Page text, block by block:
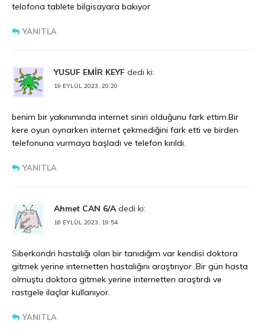
telofona tablete bilgisayara bakıyor
YANITLA
YUSUF EMİR KEYF dedi ki:
19 EYLÜL 2023, 20:20
benim bir yakınımında internet siniri olduğunu fark ettim.Bir
kere oyun oynarken internet çekmediğini fark etti ve birden
telefonuna vurmaya başladı ve telefon kırıldı.
YANITLA
Ahmet CAN 6/A dedi ki:
16 EYLÜL 2023, 19:54
Siberkondri hastalığı olan bir tanıdığım var kendisi doktora
gitmek yerine internetten hastalığını araştırıyor .Bir gün hasta
olmuştu doktora gitmek yerine internetten araştırdı ve
rastgele ilaçlar kullanıyor.
YANITLA